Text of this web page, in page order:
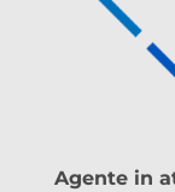
Agente in